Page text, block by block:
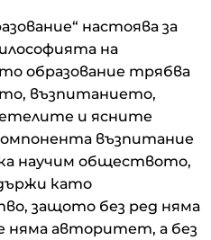
настоява за
на
образование трябва
възпитанието,
и ясните
възпитание
научим обществото,
като
защото без ред няма
няма авторитет, а без